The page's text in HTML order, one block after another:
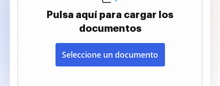
Pulsa aquí para cargar los
documentos
Seleccione un documento